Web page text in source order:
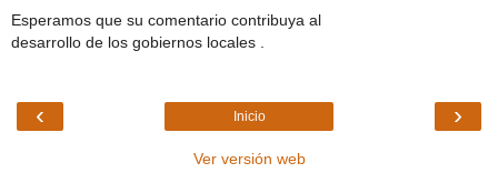
Esperamos que su comentario contribuya al
desarrollo de los gobiernos locales .
‹ ›
Inicio
Ver versión web